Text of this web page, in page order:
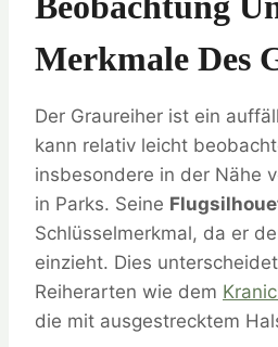
Merkmale Des
Der Graureiher ist ein
kann relativ leicht
insbesondere in der Nähe
in Parks. Seine
Schlüsselmerkmal, da er
einzieht. Dies
Reiherarten wie dem
die mit ausgestrecktem